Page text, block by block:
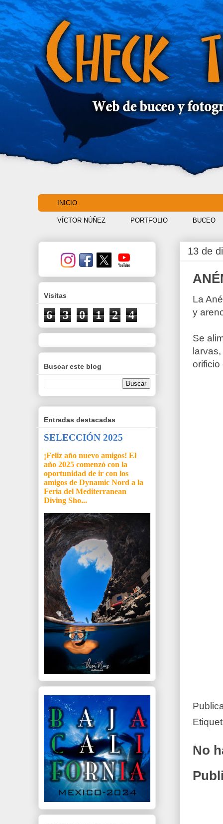
INICIO
VÍCTOR NÚÑEZ PORTFOLIO BUCEO
13 de
La
y
Se
orificio
No
Visitas
6 3 0 1 2 4
Buscar este blog
Entradas destacadas
SELECCIÓN 2025
¡Feliz año nuevo amigos! El
año 2025 comenzó con la
oportunidad de ir con los
amigos de Dynamic Nord a la
Feria del Mediterranean
Diving Sho...